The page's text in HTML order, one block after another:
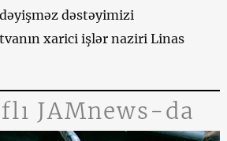
dəstəyimizi
xarici işlər naziri Linas
JAMnews-da